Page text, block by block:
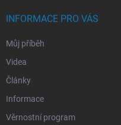
INFORMACE PRO VÁS
Můj příběh
Videa
Články
Informace
Věrnostní program